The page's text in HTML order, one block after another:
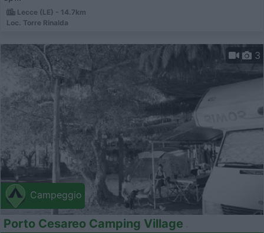
Lecce (LE) - 14.7km
Loc. Torre Rinalda
Campeggio
3
Porto Cesareo Camping Village